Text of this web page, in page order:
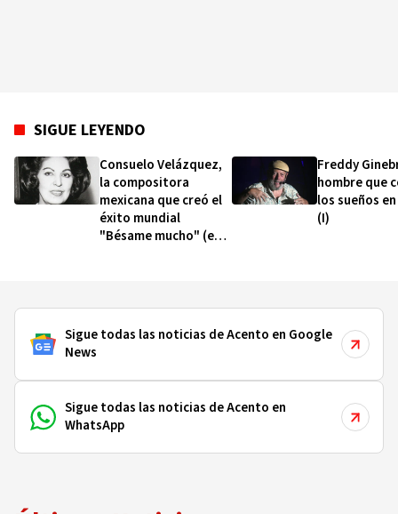
SIGUE LEYENDO
Consuelo Velázquez,
la compositora
mexicana que creó el
éxito mundial
"Bésame mucho" (e
Freddy
hombre que
los sueños
(I)
Sigue todas las noticias de Acento en Google
News
Sigue todas las noticias de Acento en
WhatsApp